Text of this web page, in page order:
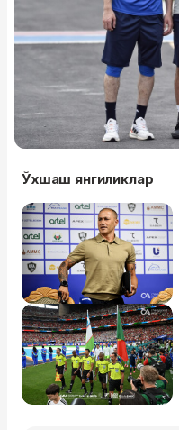
Ўхшаш янгиликлар